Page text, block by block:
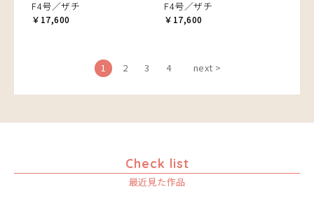
F4号／ザチ
￥17,600
F4号／ザチ
￥17,600
1 2 3 4 next >
Check list
最近見た作品